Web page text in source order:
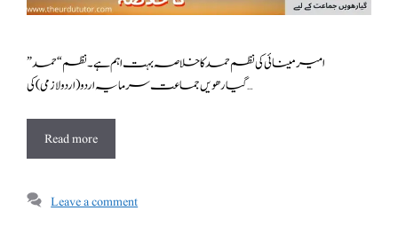
امیر مینائی کی نظم حمد کا خلاصہ بہت اہم ہے ۔نظم “حمد”
گیارھویں جماعت سرمایہ اردو ( اردولازمی ) کی …
Read more
Leave a comment